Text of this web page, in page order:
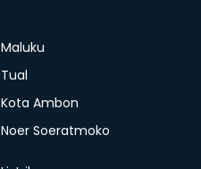
Maluku
Tual
Kota Ambon
Noer Soeratmoko